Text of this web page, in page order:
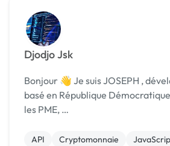
Djodjo Jsk
Bonjour 👋 Je suis JOSEPH ,
basé en République
les PME, …
API Cryptomonnaie